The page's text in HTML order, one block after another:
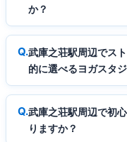
か？
武庫之荘駅周辺でス
的に選べるヨガスタ
武庫之荘駅周辺で初
りますか？